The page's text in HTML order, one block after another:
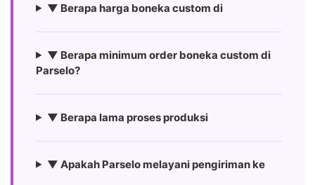
▼ Berapa harga boneka custom di
▼ Berapa minimum order boneka custom di
Parselo?
▼ Berapa lama proses produksi
▼ Apakah Parselo melayani pengiriman ke